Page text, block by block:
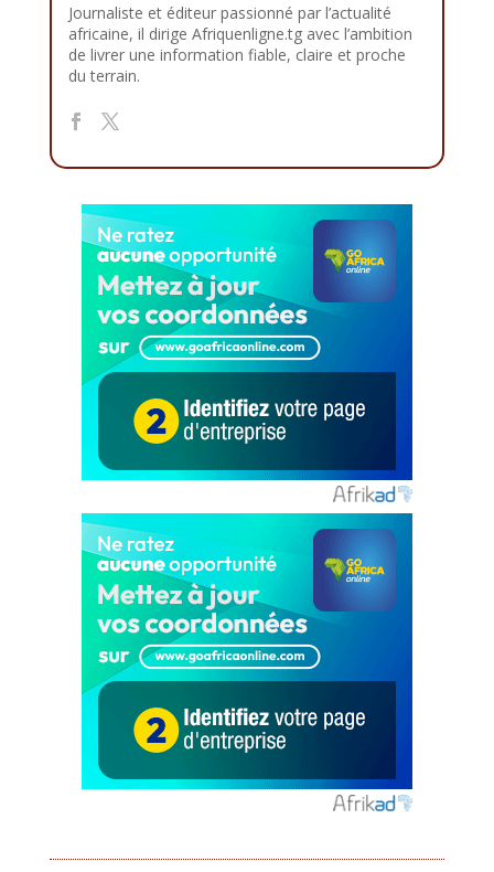
Journaliste et éditeur passionné par l’actualité
africaine, il dirige Afriquenligne.tg avec l’ambition
de livrer une information fiable, claire et proche
du terrain.